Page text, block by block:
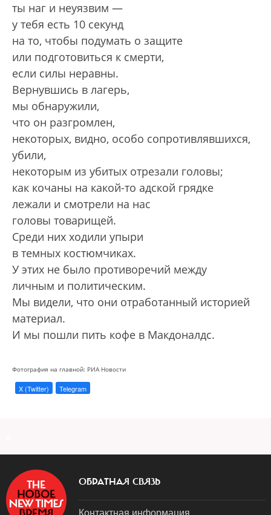
ты наг и неуязвим —
у тебя есть 10 секунд
на то, чтобы подумать о защите
или подготовиться к смерти,
если силы неравны.
Вернувшись в лагерь,
мы обнаружили,
что он разгромлен,
некоторых, видно, особо сопротивлявшихся,
убили,
некоторым из убитых отрезали головы;
как кочаны на какой-то адской грядке
лежали и смотрели на нас
головы товарищей.
Среди них ходили упыри
в темных костюмчиках.
У этих не было противоречий между
личным и политическим.
Мы видели, что они отработанный историей
материал.
И мы пошли пить кофе в Макдоналдс.
Фотография на главной: РИА Новости
X (Twitter) Telegram
ОБРАТНАЯ СВЯЗЬ